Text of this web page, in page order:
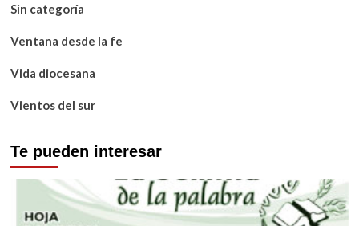
Sin categoría
Ventana desde la fe
Vida diocesana
Vientos del sur
Te pueden interesar